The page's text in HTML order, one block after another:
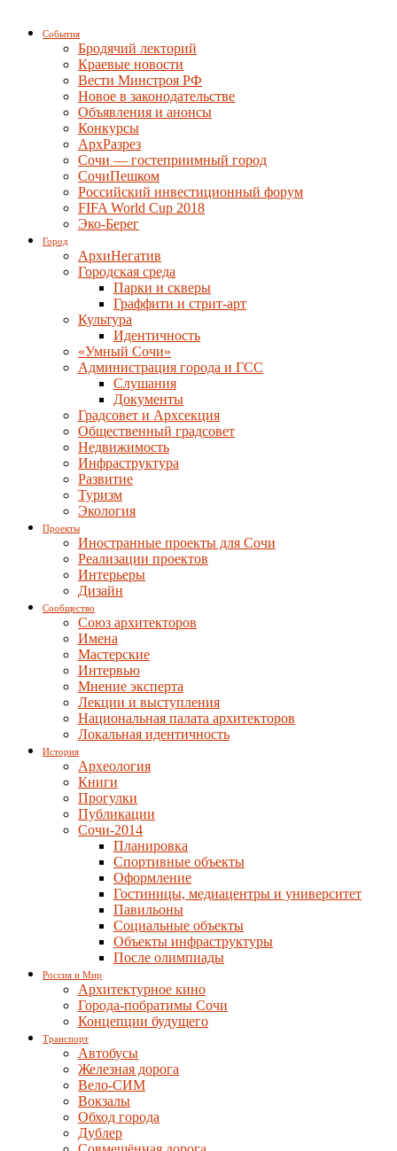
События
Бродячий лекторий
Краевые новости
Вести Минстроя РФ
Новое в законодательстве
Объявления и анонсы
Конкурсы
АрхРазрез
Сочи — гостеприимный город
СочиПешком
Российский инвестиционный форум
FIFA World Cup 2018
Эко-Берег
Город
АрхиНегатив
Городская среда
Парки и скверы
Граффити и стрит-арт
Культура
Идентичность
«Умный Сочи»
Администрация города и ГСС
Слушания
Документы
Градсовет и Архсекция
Общественный градсовет
Недвижимость
Инфраструктура
Развитие
Туризм
Экология
Проекты
Иностранные проекты для Сочи
Реализации проектов
Интерьеры
Дизайн
Сообщество
Союз архитекторов
Имена
Мастерские
Интервью
Мнение эксперта
Лекции и выступления
Национальная палата архитекторов
Локальная идентичность
История
Археология
Книги
Прогулки
Публикации
Сочи-2014
Планировка
Спортивные объекты
Оформление
Гостиницы, медиацентры и университет
Павильоны
Социальные объекты
Объекты инфраструктуры
После олимпиады
Россия и Мир
Архитектурное кино
Города-побратимы Сочи
Концепции будущего
Транспорт
Автобусы
Железная дорога
Вело-СИМ
Вокзалы
Обход города
Дублер